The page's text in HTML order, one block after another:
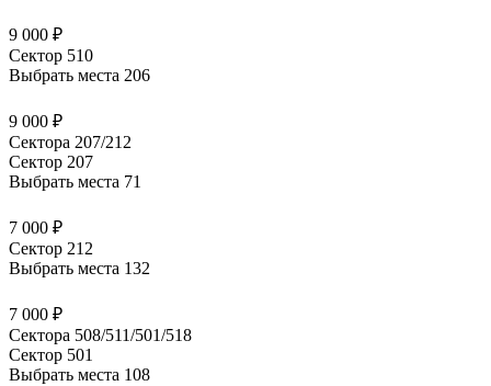
9 000 ₽
Сектор 510
Выбрать места 206
9 000 ₽
Сектора 207/212
Сектор 207
Выбрать места 71
7 000 ₽
Сектор 212
Выбрать места 132
7 000 ₽
Сектора 508/511/501/518
Сектор 501
Выбрать места 108